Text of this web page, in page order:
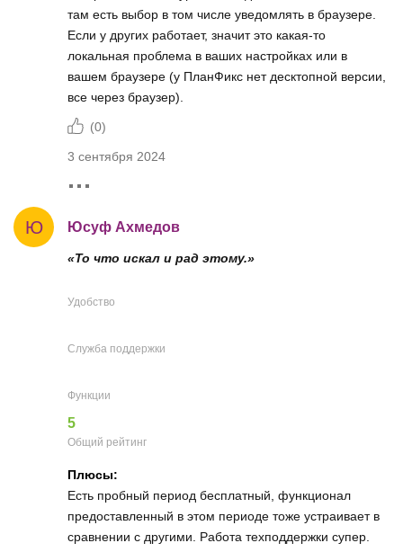
там есть выбор в том числе уведомлять в браузере.
Если у других работает, значит это какая-то
локальная проблема в ваших настройках или в
вашем браузере (у ПланФикс нет десктопной версии,
все через браузер).
(0)
3 сентября 2024
Ю Юсуф Ахмедов
«То что искал и рад этому.»
Удобство
Служба поддержки
Функции
5
Общий рейтинг
Плюсы:
Есть пробный период бесплатный, функционал
предоставленный в этом периоде тоже устраивает в
сравнении с другими. Работа техподдержки супер.